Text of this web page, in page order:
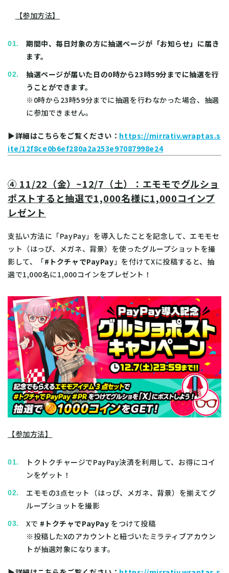
【参加方法】
期間中、毎日対象の方に抽選ページが「お知らせ」に届き
ます。
抽選ページが届いた日の0時から23時59分までに抽選を行
うことができます。
※0時から23時59分までに抽選を行わなかった場合、抽選
に参加できません。
▶詳細はこちらをご覧ください： https://mirrativ.wraptas.s
ite/12f8ce0b6ef280a2a253e97087998e24
④ 11/22（金）~12/7（土）：エモモでグルショ
ポストすると抽選で1,000名様に1,000コインプ
レゼント
支払い方法に「PayPay」を導入したことを記念して、エモモセ
ット（はっぴ、メガネ、背景）を使ったグループショットを撮
影して、「#トクチャでPayPay 」を付けてXに投稿すると、抽
選で1,000名に1,000コインをプレゼント！
【参加方法】
トクトクチャージでPayPay決済を利用して、お得にコイ
ンをゲット！
エモモの3点セット（はっぴ、メガネ、背景）を揃えてグ
ループショットを撮影
Xで #トクチャでPayPay をつけて投稿
※投稿したXのアカウントと紐づいたミラティブアカウン
トが抽選対象になります。